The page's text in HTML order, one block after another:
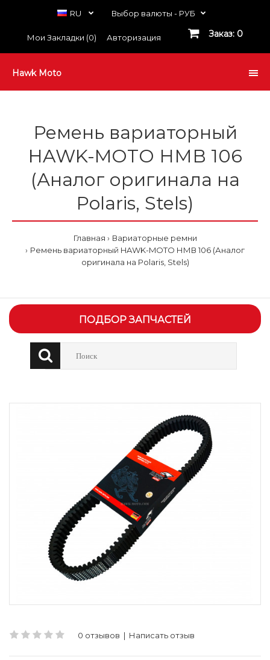
RU Выбор валюты - РУБ
Мои Закладки (0) Авторизация Заказ: 0
Hawk Moto
Ремень вариаторный
HAWK-MOTO НМВ 106
(Аналог оригинала на
Polaris, Stels)
Главная
Вариаторные ремни
Ремень вариаторный HAWK-MOTO НМВ 106 (Аналог
оригинала на Polaris, Stels)
ПОДБОР ЗАПЧАСТЕЙ
0 отзывов | Написать отзыв